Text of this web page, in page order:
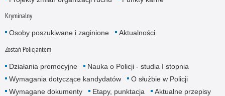
Kryminalny
Osoby poszukiwane i zaginione Aktualności
Zostań Policjantem
Działania promocyjne
Nauka o Policji - studia I stopnia
Wymagania dotyczące kandydatów
O służbie w Policji
Wymagane dokumenty
Etapy, punktacja
Aktualne przepisy